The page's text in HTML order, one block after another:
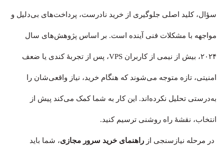
سؤال، کلید اصلی جلوگیری از خرید نادرست، پرداخت‌های بی‌دلیل و
مواجهه با مشکلات فنی آینده است. بر اساس پژوهش‌های سال
۲۰۲۴، بیش از نیمی از کاربران VPS، پس از تجربهٔ کندی یا ضعف
امنیتی، تازه متوجه می‌شوند که هنگام خرید، نیاز واقعی‌شان را
به‌درستی تحلیل نکرده‌اند. این کار به شما کمک می‌کند پیش از
انتخاب، نقشهٔ راه روشنی ترسیم کنید.
در مرحله نیازسنجی از راهنمای خرید سرور مجازی، شما باید